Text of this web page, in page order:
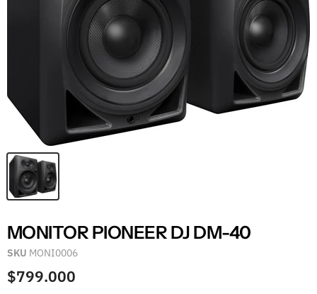
MONITOR PIONEER DJ DM-40
SKU MONI0006
$799.000